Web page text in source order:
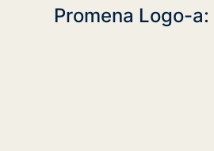
Promena Logo-